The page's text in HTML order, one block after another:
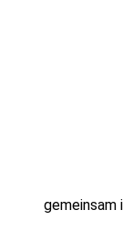
gemeinsam